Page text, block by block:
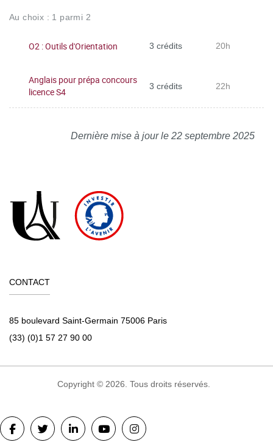
Au choix : 1 parmi 2
O2 : Outils d'Orientation 3 crédits 20h
Anglais pour prépa concours
licence S4
3 crédits 22h
Dernière mise à jour le 22 septembre 2025
CONTACT
85 boulevard Saint-Germain 75006 Paris
(33) (0)1 57 27 90 00
Copyright © 2026. Tous droits réservés.